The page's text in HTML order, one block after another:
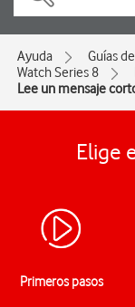
Ayuda Guías
Watch Series 8
Lee un mensaje
Elige
Primeros pasos